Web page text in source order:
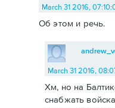
March 31 2016,
Об этом и речь.
March 31 2016,
Хм, но на
снабжать